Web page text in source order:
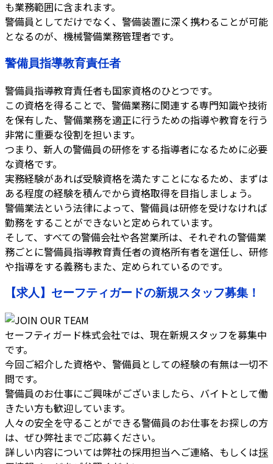
も業務範囲に含まれます。
警備員としてだけでなく、警備装置に深く携わることが可能
となるのが、機械警備業務管理者です。
警備員指導教育責任者
警備員指導教育責任者も国家資格のひとつです。
この資格を得ることで、警備業務に関連する専門知識や技術
を保有した、警備業務を適正に行うための指導や教育を行う
非常に重要な役割を担います。
つまり、新人の警備員の研修をする指導者になるために必要
な資格です。
実務経験があれば受験資格を満たすことになるため、まずは
ある程度の経験を積んでから資格取得を目指しましょう。
警備業法という法律によって、警備員は研修を受けなければ
勤務をすることができないと定められています。
そして、すべての警備会社や各営業所は、それぞれの警備業
務ごとに警備員指導教育責任者の資格所有者を選任し、研修
や指導をする義務もまた、定められているのです。
【求人】セーフティガードの新規スタッフ募集！
セーフティガード株式会社では、現在新規スタッフを募集中
です。
今回ご紹介した資格や、警備員としての経験の有無は一切不
問です。
警備員のお仕事にご興味がございましたら、バイトとして働
きたい方も歓迎しています。
人々の安全を守ることができる警備員のお仕事をお探しの方
は、ぜひ弊社までご応募ください。
詳しい内容については弊社の採用担当へご連絡、もしくは採